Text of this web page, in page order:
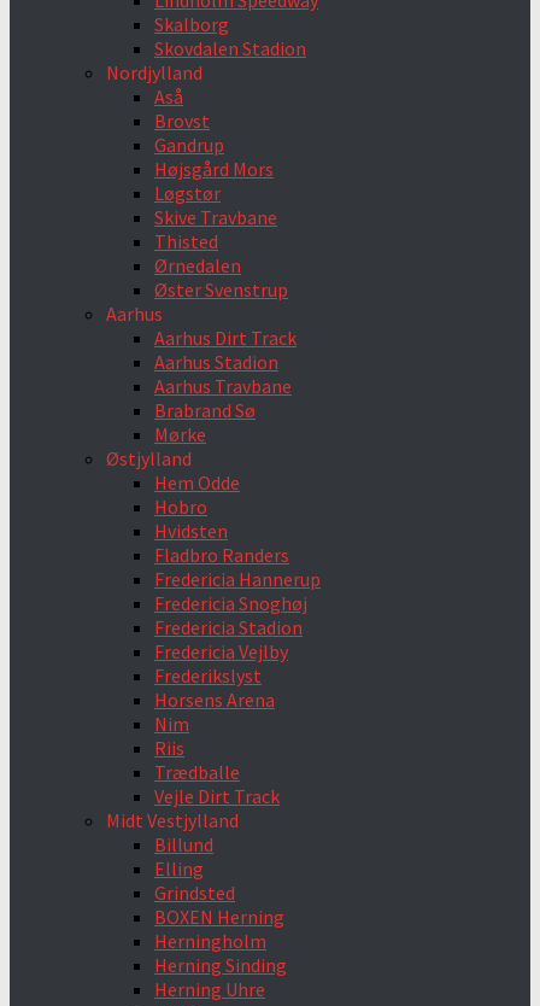
Skalborg
Skovdalen Stadion
Nordjylland
Aså
Brovst
Gandrup
Højsgård Mors
Løgstør
Skive Travbane
Thisted
Ørnedalen
Øster Svenstrup
Aarhus
Aarhus Dirt Track
Aarhus Stadion
Aarhus Travbane
Brabrand Sø
Mørke
Østjylland
Hem Odde
Hobro
Hvidsten
Fladbro Randers
Fredericia Hannerup
Fredericia Snoghøj
Fredericia Stadion
Fredericia Vejlby
Frederikslyst
Horsens Arena
Nim
Riis
Trædballe
Vejle Dirt Track
Midt Vestjylland
Billund
Elling
Grindsted
BOXEN Herning
Herningholm
Herning Sinding
Herning Uhre